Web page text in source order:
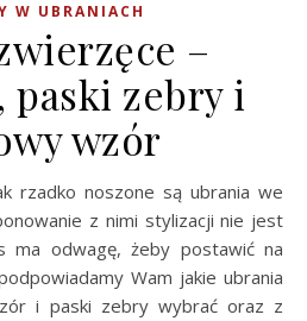
W UBRANIACH
–
paski zebry i
wzór
z nimi stylizacji nie jest
ma odwagę, żeby postawić na
Wam jakie ubrania
i paski zebry wybrać oraz z